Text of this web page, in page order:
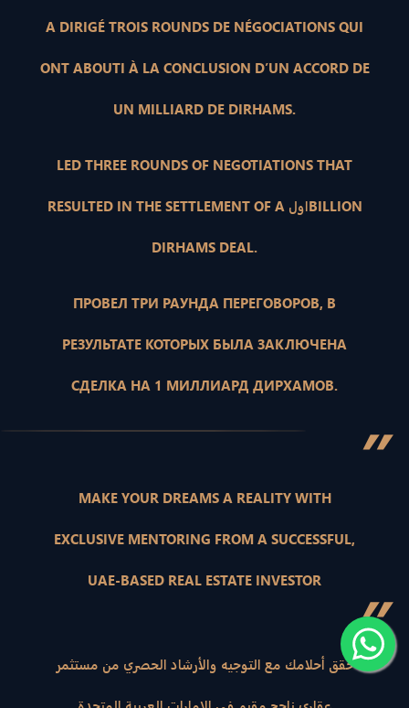
A DIRIGÉ TROIS ROUNDS DE NÉGOCIATIONS QUI
ONT ABOUTI À LA CONCLUSION D’UN ACCORD DE
UN MILLIARD DE DIRHAMS.
LED THREE ROUNDS OF NEGOTIATIONS THAT
RESULTED IN THE SETTLEMENT OF A اولBILLION
DIRHAMS DEAL.
ПРОВЕЛ ТРИ РАУНДА ПЕРЕГОВОРОВ, В
РЕЗУЛЬТАТЕ КОТОРЫХ БЫЛА ЗАКЛЮЧЕНА
СДЕЛКА НА 1 МИЛЛИАРД ДИРХАМОВ.
”
MAKE YOUR DREAMS A REALITY WITH
EXCLUSIVE MENTORING FROM A SUCCESSFUL,
UAE-BASED REAL ESTATE INVESTOR ”حقق أحلامك مع التوجيه والأرشاد الحصري من مستثمر